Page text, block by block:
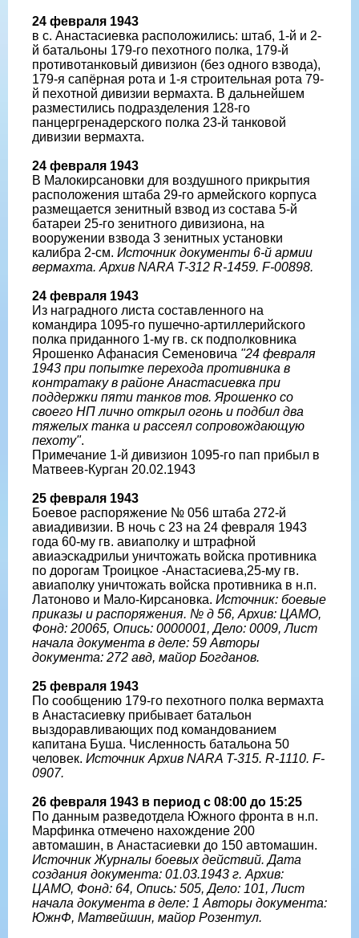
24 февраля 1943
в с. Анастасиевка расположились: штаб, 1-й и 2-
й батальоны 179-го пехотного полка, 179-й
противотанковый дивизион (без одного взвода),
179-я сапёрная рота и 1-я строительная рота 79-
й пехотной дивизии вермахта. В дальнейшем
разместились подразделения 128-го
панцергренадерского полка 23-й танковой
дивизии вермахта.
24 февраля 1943
В Малокирсановки для воздушного прикрытия
расположения штаба 29-го армейского корпуса
размещается зенитный взвод из состава 5-й
батареи 25-го зенитного дивизиона, на
вооружении взвода 3 зенитных установки
калибра 2-см. Источник документы 6-й армии
вермахта. Архив NARA T-312 R-1459. F-00898.
24 февраля 1943
Из наградного листа составленного на
командира 1095-го пушечно-артиллерийского
полка приданного 1-му гв. ск подполковника
Ярошенко Афанасия Семеновича "24 февраля
1943 при попытке перехода противника в
контратаку в районе Анастасиевка при
поддержки пяти танков тов. Ярошенко со
своего НП лично открыл огонь и подбил два
тяжелых танка и рассеял сопровождающую
пехоту".
Примечание 1-й дивизион 1095-го пап прибыл в
Матвеев-Курган 20.02.1943
25 февраля 1943
Боевое распоряжение № 056 штаба 272-й
авиадивизии. В ночь с 23 на 24 февраля 1943
года 60-му гв. авиаполку и штрафной
авиаэскадрильи уничтожать войска противника
по дорогам Троицкое -Анастасиева,25-му гв.
авиаполку уничтожать войска противника в н.п.
Латоново и Мало-Кирсановка. Источник: боевые
приказы и распоряжения. № д 56, Архив: ЦАМО,
Фонд: 20065, Опись: 0000001, Дело: 0009, Лист
начала документа в деле: 59 Авторы
документа: 272 авд, майор Богданов.
25 февраля 1943
По сообщению 179-го пехотного полка вермахта
в Анастасиевку прибывает батальон
выздоравливающих под командованием
капитана Буша. Численность батальона 50
человек. Источник Архив NARA T-315. R-1110. F-
0907.
26 февраля 1943 в период с 08:00 до 15:25
По данным разведотдела Южного фронта в н.п.
Марфинка отмечено нахождение 200
автомашин, в Анастасиевки до 150 автомашин.
Источник Журналы боевых действий. Дата
создания документа: 01.03.1943 г. Архив:
ЦАМО, Фонд: 64, Опись: 505, Дело: 101, Лист
начала документа в деле: 1 Авторы документа:
ЮжнФ, Матвейшин, майор Розентул.